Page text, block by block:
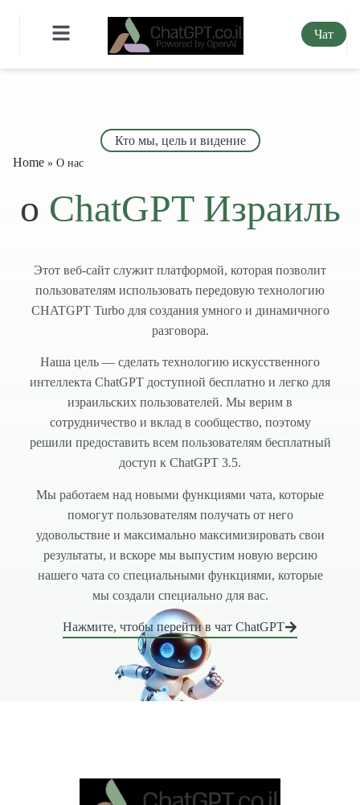
Чат
Кто мы, цель и видение
Home » О нас
о ChatGPT Израиль
Этот веб-сайт служит платформой, которая позволит
пользователям использовать передовую технологию
CHATGPT Turbo для создания умного и динамичного
разговора.
Наша цель — сделать технологию искусственного
интеллекта ChatGPT доступной бесплатно и легко для
израильских пользователей. Мы верим в
сотрудничество и вклад в сообщество, поэтому
решили предоставить всем пользователям бесплатный
доступ к ChatGPT 3.5.
Мы работаем над новыми функциями чата, которые
помогут пользователям получать от него
удовольствие и максимально максимизировать свои
результаты, и вскоре мы выпустим новую версию
нашего чата со специальными функциями, которые
мы создали специально для вас.
Нажмите, чтобы перейти в чат ChatGPT